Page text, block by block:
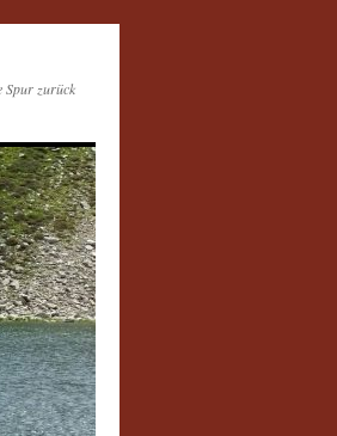
Spur zurück